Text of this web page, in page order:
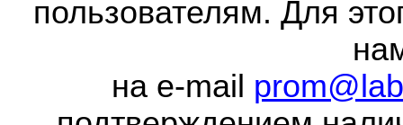
пользователям. Для
на e-mail